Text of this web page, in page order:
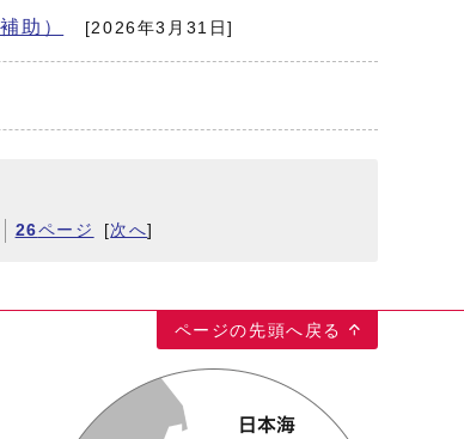
助） [2026年3月31日]
26ページ [次へ]
ページの先頭へ戻る